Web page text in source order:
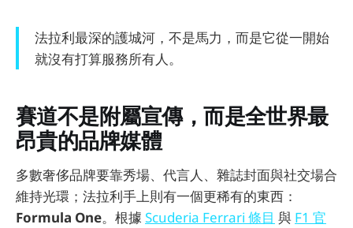
法拉利最深的護城河，不是馬力，而是它從一開始
就沒有打算服務所有人。
賽道不是附屬宣傳，而是全世界最
昂貴的品牌媒體
多數奢侈品牌要靠秀場、代言人、雜誌封面與社交場合
維持光環；法拉利手上則有一個更稀有的東西：
Formula One。根據 Scuderia Ferrari 條目 與 F1 官